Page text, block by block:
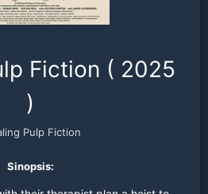
Fiction ( 2025
)
Pulp Fiction
Sinopsis: